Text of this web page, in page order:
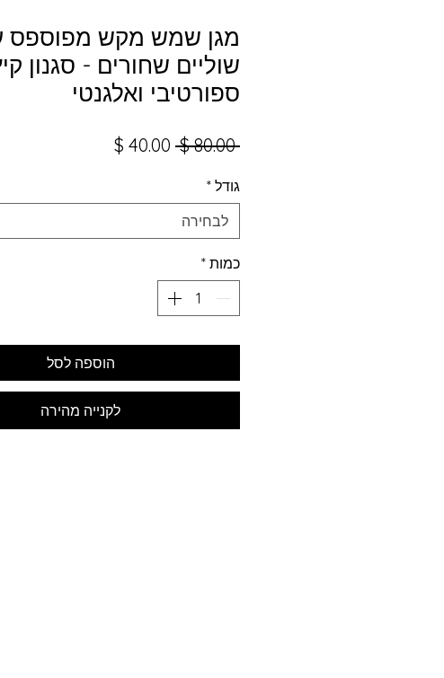
מגן שמש מקש מפוספס
שוליים שחורים - סגנון
ספורטיבי ואלגנטי
‏80.00 ‏$
מחיר
מחיר
גודל *
לבחירה
כמות *
הוספה לסל
לקנייה מהירה